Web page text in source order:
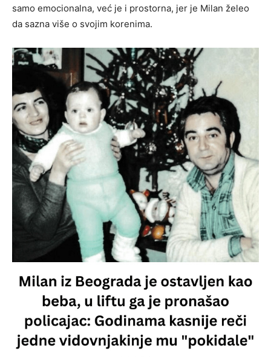
samo emocionalna, već je i prostorna, jer je Milan želeo
da sazna više o svojim korenima.